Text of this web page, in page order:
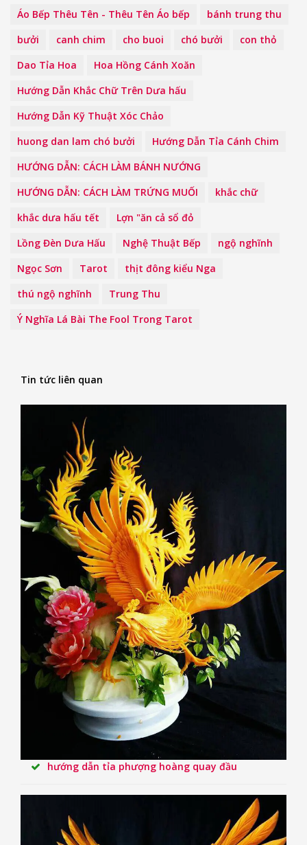
Áo Bếp Thêu Tên - Thêu Tên Áo bếp
bánh trung thu
bưởi
canh chim cho buoi chó bưởi
con thỏ
Dao Tỉa Hoa
Hoa Hồng Cánh Xoăn
Hướng Dẫn Khắc Chữ Trên Dưa hấu
Hướng Dẫn Kỹ Thuật Xóc Chảo
huong dan lam chó bưởi
Hướng Dẫn Tỉa Cánh Chim
HƯỚNG DẪN: CÁCH LÀM BÁNH NƯỚNG
HƯỚNG DẪN: CÁCH LÀM TRỨNG MUỐI
khắc chữ
khắc dưa hấu tết
Lợn "ăn cả sổ đỏ
Lồng Đèn Dưa Hấu
Nghệ Thuật Bếp
ngộ nghĩnh
Ngọc Sơn
Tarot
thịt đông kiểu Nga
thú ngộ nghĩnh
Trung Thu
Ý Nghĩa Lá Bài The Fool Trong Tarot
Tin tức liên quan
hướng dẫn tỉa phượng hoàng quay đầu